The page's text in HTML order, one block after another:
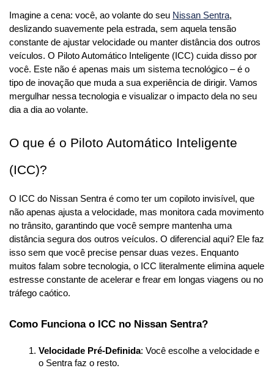
Imagine a cena: você, ao volante do seu Nissan Sentra,
deslizando suavemente pela estrada, sem aquela tensão
constante de ajustar velocidade ou manter distância dos outros
veículos. O Piloto Automático Inteligente (ICC) cuida disso por
você. Este não é apenas mais um sistema tecnológico – é o
tipo de inovação que muda a sua experiência de dirigir. Vamos
mergulhar nessa tecnologia e visualizar o impacto dela no seu
dia a dia ao volante.
O que é o Piloto Automático Inteligente
(ICC)?
O ICC do Nissan Sentra é como ter um copiloto invisível, que
não apenas ajusta a velocidade, mas monitora cada movimento
no trânsito, garantindo que você sempre mantenha uma
distância segura dos outros veículos. O diferencial aqui? Ele faz
isso sem que você precise pensar duas vezes. Enquanto
muitos falam sobre tecnologia, o ICC literalmente elimina aquele
estresse constante de acelerar e frear em longas viagens ou no
tráfego caótico.
Como Funciona o ICC no Nissan Sentra?
Velocidade Pré-Definida: Você escolhe a velocidade e
o Sentra faz o resto.